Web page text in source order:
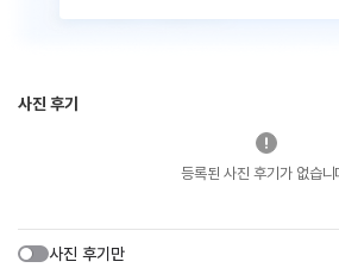
사진 후기
등록된 사진 후기가 없습니
사진 후기만